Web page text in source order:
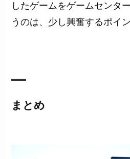
したゲームをゲームセンタ
うのは、少し興奮するポイ
まとめ